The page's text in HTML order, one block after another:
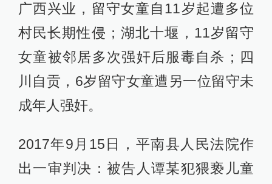
广西兴业，留守女童自11岁起遭多位
村民长期性侵；湖北十堰，11岁留守
女童被邻居多次强奸后服毒自杀；四
川自贡，6岁留守女童遭另一位留守未
成年人强奸。
2017年9月15日，平南县人民法院作
出一审判决：被告人谭某犯猥亵儿童